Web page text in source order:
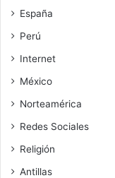
España
Perú
Internet
México
Norteamérica
Redes Sociales
Religión
Antillas